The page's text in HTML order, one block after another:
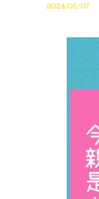
2024/05/07